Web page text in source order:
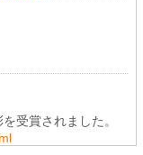
受賞されました。